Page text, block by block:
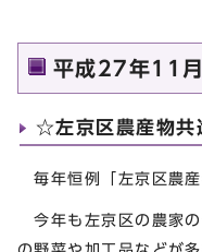
平成27年11
☆左京区農産物
毎年恒例「左京区農産
今年も左京区の農家